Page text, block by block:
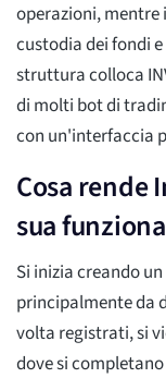
operazioni,
custodia dei fondi
struttura colloca
di molti bot di
con un'interfaccia
Cosa rende
sua
Si inizia creando
principalmente da
volta registrati, si
dove si